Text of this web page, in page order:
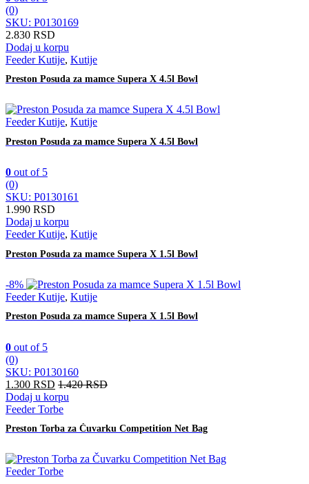
(0)
SKU: P0130169
2.830 RSD
Dodaj u korpu
Feeder Kutije, Kutije
Preston Posuda za mamce Supera X 4.5l Bowl
Feeder Kutije, Kutije
Preston Posuda za mamce Supera X 4.5l Bowl
0 out of 5
(0)
SKU: P0130161
1.990 RSD
Dodaj u korpu
Feeder Kutije, Kutije
Preston Posuda za mamce Supera X 1.5l Bowl
-8%
Feeder Kutije, Kutije
Preston Posuda za mamce Supera X 1.5l Bowl
0 out of 5
(0)
SKU: P0130160
1.300 RSD 1.420RSD
Dodaj u korpu
Feeder Torbe
Preston Torba za Čuvarku Competition Net Bag
Feeder Torbe